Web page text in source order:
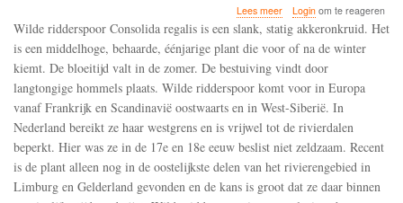
Lees meerover
Wilde
ridderspoor
verdwijnt
uit
Nederland
een
gebrek
aan
hommels
Loginom te reageren
Wilde ridderspoor Consolida regalis is een slank, statig akkeronkruid. Het
is een middelhoge, behaarde, éénjarige plant die voor of na de winter
kiemt. De bloeitijd valt in de zomer. De bestuiving vindt door
langtongige hommels plaats. Wilde ridderspoor komt voor in Europa
vanaf Frankrijk en Scandinavië oostwaarts en in West-Siberië. In
Nederland bereikt ze haar westgrens en is vrijwel tot de rivierdalen
beperkt. Hier was ze in de 17e en 18e eeuw beslist niet zeldzaam. Recent
is de plant alleen nog in de oostelijkste delen van het rivierengebied in
Limburg en Gelderland gevonden en de kans is groot dat ze daar binnen